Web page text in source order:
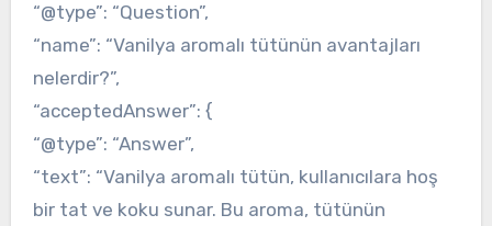
“@type”: “Question”,
“name”: “Vanilya aromalı tütünün avantajları
nelerdir?”,
“acceptedAnswer”: {
“@type”: “Answer”,
“text”: “Vanilya aromalı tütün, kullanıcılara hoş
bir tat ve koku sunar. Bu aroma, tütünün